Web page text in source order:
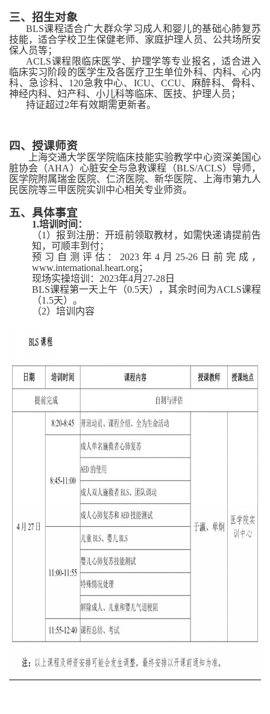
三、招生对象
BLS课程适合广大群众学习成人和婴儿的基础心肺复苏
技能，适合学校卫生保健老师、 家庭护理人员、公共场所安
保人员等；
ACLS课程限临床医学、护理学等专业报名，适合进入
临床实习 阶段的医学生及各医疗卫生单位外科、内科、心内
科、急诊科、 120急救中心、ICU、CCU、麻醉科、骨科、
神经内科、妇产科、小儿科等临床、医技、护理人员；
持证超过2年有效期需更新者。
四、授课师资
上海交通大学 医学院临床技能实验教学中心资深美国心
脏协会 （AHA）心脏安全与急救课程 （BLS/ACLS） 导师，
医学院附属瑞金医院、仁济医院、新华医院、上海市第九人
民医院等三甲医院实训中心相关专业师资。
五、 具体事宜
1.培训时间：
（1）报到注册：开班前领取教材，如需快递请提前告
知 ， 可顺丰到付；
预习自测评估： 2023年4月25-26日前 完成 ，
www.international.heart.org；
现场实操培训 ： 2023年4月27-28日
BLS课程第一天上午（0.5天），其余时间为ACLS课程
（1.5天）。
（2）培训内容